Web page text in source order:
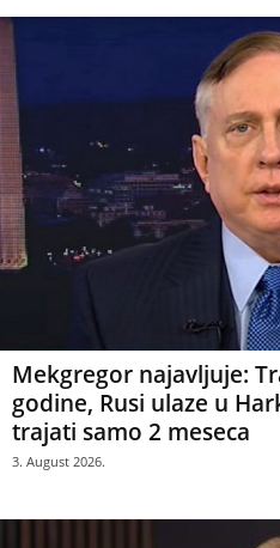
Mekgregor najavljuje:
godine, Rusi ulaze u
trajati samo 2 meseca
3. August 2026.